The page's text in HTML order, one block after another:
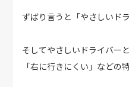
ずばり言うと「やさしいド
そしてやさしいドライバー
「右に行きにくい」などの